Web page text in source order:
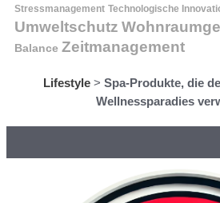
Stressmanagement Technologische
Umweltschutz
Balance Zeitmanagement
Lifestyle> Spa-Produkte, die
Wellnessparadies